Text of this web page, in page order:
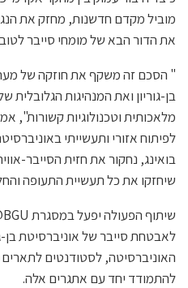
מוביל מקדם חדשנות, מחזק את
את הדור הבא של מומחי סייבר
" הסכם זה משקף את חוזקה של
בן-גוריון ואת המנהיגות
מלאכותית וטכנולוגיות קשורות",
לפיתוח אזורי ותעשייתי
בואינג, נחקור את חזית הסייבר-
שיחזקו את כל תעשיית התעופה
לאבטחת סייבר של אוניברסיטת בן-
האוניברסיטה, לסטודנטים
להתמודד יחד עם אתגרים אלה.